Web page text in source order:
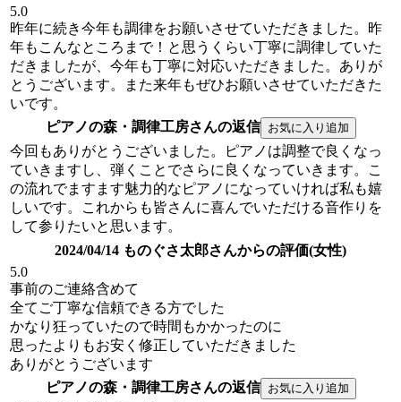
5.0
昨年に続き今年も調律をお願いさせていただきました。昨
年もこんなところまで！と思うくらい丁寧に調律していた
だきましたが、今年も丁寧に対応いただきました。ありが
とうございます。また来年もぜひお願いさせていただきた
いです。
ピアノの森・調律工房さんの返信
今回もありがとうございました。ピアノは調整で良くなっ
ていきますし、弾くことでさらに良くなっていきます。こ
の流れでますます魅力的なピアノになっていければ私も嬉
しいです。これからも皆さんに喜んでいただける音作りを
して参りたいと思います。
2024/04/14 ものぐさ太郎さんからの評価(女性)
5.0
事前のご連絡含めて
全てご丁寧な信頼できる方でした
かなり狂っていたので時間もかかったのに
思ったよりもお安く修正していただきました
ありがとうございます
ピアノの森・調律工房さんの返信